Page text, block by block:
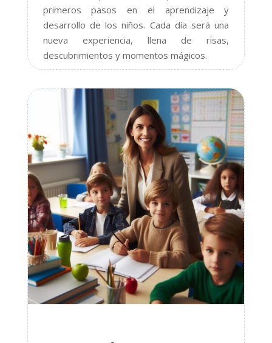
primeros pasos en el aprendizaje y
desarrollo de los niños. Cada día será una
nueva experiencia, llena de risas,
descubrimientos y momentos mágicos.